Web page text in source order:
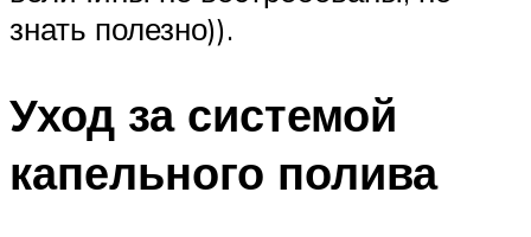
знать полезно)).
Уход за системой
капельного полива